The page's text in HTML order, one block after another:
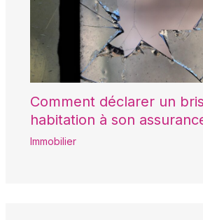
Comment déclarer un
habitation à son
Immobilier